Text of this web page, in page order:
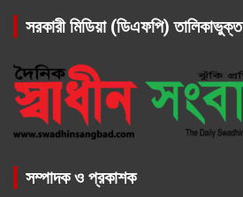
সরকারী মিডিয়া (ডিএফপি) তালিকাভুক্ত
সম্পাদক ও প্রকাশক